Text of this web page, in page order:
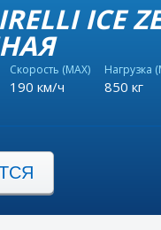
ICE
Скорость (MAX)
190 км/ч
Нагрузка
850 кг